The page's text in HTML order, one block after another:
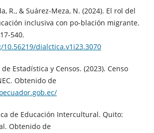
R., & Suárez-Meza, N. (2024). El rol del
inclusiva con po-blación migrante.
540.
dialctica.v1i23.3070
Estadística y Censos. (2023). Censo
Obtenido de
de Educación Intercultural. Quito:
Obtenido de